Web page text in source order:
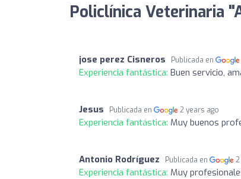
Policlínica Veterinaria
jose perez Cisneros Publicada en
Experiencia fantástica: Buen servicio,
Jesus Publicada en 2 years ago
Experiencia fantástica: Muy buenos
Antonio Rodríguez Publicada en
Experiencia fantástica: Muy